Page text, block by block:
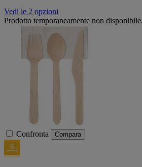
Vedi le 2 opzioni
Prodotto temporaneamente non
Confronta Compara